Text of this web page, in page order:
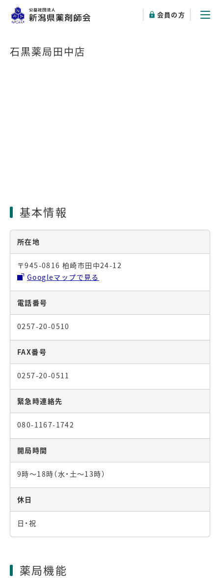
会員の方
石黒薬局田中店
基本情報
所在地
〒945-0816 柏崎市田中24-12
Googleマップで見る
電話番号
0257-20-0510
FAX番号
0257-20-0511
緊急時連絡先
080-1167-1742
開局時間
9時～18時（水・土～13時）
休日
日・祝
薬局機能